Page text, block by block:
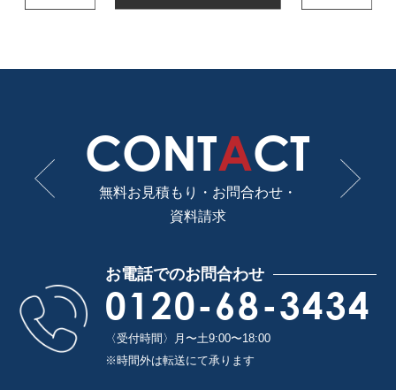
CONTACT
無料お見積もり・お問合わせ・
資料請求
お電話でのお問合わせ
0120-68-3434
〈受付時間〉月〜土9:00〜18:00
※時間外は転送にて承ります